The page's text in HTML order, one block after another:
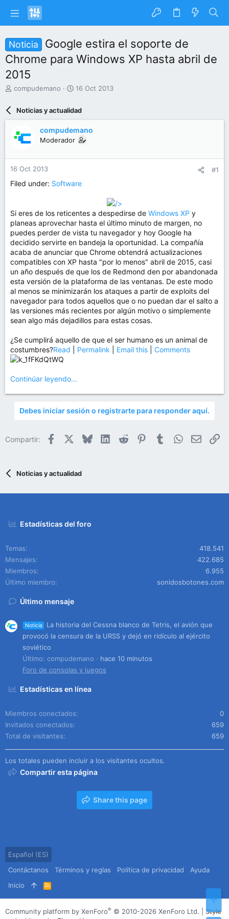
Noticia
Google estira el soporte de
Chrome para Windows XP hasta abril de
2015
I
a
r
d
e
m
a
compudemano
F
h
d
e
n
16 Oct 2013
Noticias y actualidad
compudemano
Moderador
16 Oct 2013 #1
Filed under: Software
/>
Si eres de los reticentes a despedirse de Windows XP y
planeas aprovechar hasta el último minuto de margen, no
puedes perder de vista tu navegador y hoy Google ha
decidido servirte en bandeja la oportunidad. La compañía
acaba de anunciar que Chrome obtendrá actualizaciones
compatibles con XP hasta "por lo menos" abril de 2015, casi
un año después de que los de Redmond den por abandonada
esta versión de la plataforma de las ventanas. De este modo
al menos se minimizarán los ataques a partir de exploits del
navegador para todos aquellos que o no puedan dar el salto a
las versiones más recientes por algún motivo o simplemente
sean algo más dejadillos para estas cosas.
¿Se cumplirá aquello de que el ser humano es un animal de
costumbres?Read Permalink Email this Comments
Continúar leyendo...
Debes iniciar sesión o registrarte para responder aquí.
Compartir: Facebook BlueskyLinkedIn
Reddit PinterestTumblrWhatsApp
Email
Noticias y actualidad
Estadísticas del foro
Temas
418.541
Mensajes
422.685
Miembros
6.955
Último miembro
sonidosbotones.com
Último mensaje
Noticia
La historia del Cessna blanco de Tetris, el avión que
provocó la censura de la URSS y dejó en ridículo al ejército
soviético
Último: compudemano
hace 10 minutos
Foro de consolas y juegos
Estadísticas en línea
Miembros conectados
0
Invitados conectados
659
Total de visitantes
659
Los totales pueden incluir a los visitantes ocultos.
Compartir esta página
Share this page
Español (ES)
Contáctanos
Términos y reglas Política de privacidad
Ayuda
Inicio
R
S
S
Community platform by XenForo® © 2010-2026 XenForo Ltd.
Style